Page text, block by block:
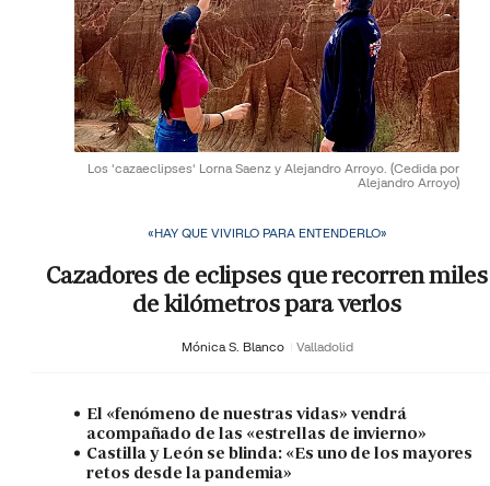
Los 'cazaeclipses' Lorna Saenz y Alejandro Arroyo. (Cedida por
Alejandro Arroyo)
«HAY QUE VIVIRLO PARA ENTENDERLO»
Cazadores de eclipses que recorren miles
de kilómetros para verlos
Mónica S. Blanco Valladolid
El «fenómeno de nuestras vidas» vendrá
acompañado de las «estrellas de invierno»
Castilla y León se blinda: «Es uno de los mayores
retos desde la pandemia»